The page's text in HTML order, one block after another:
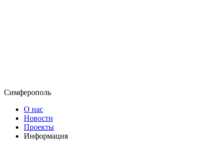
Симферополь
О нас
Новости
Проекты
Информация